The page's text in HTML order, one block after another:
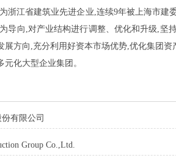
浙江省建筑业先进企业,连续9年被上海市
导向,对产业结构进行调整、优化和升级,
展方向,充分利用好资本市场优势,优化集团
化大型企业集团。
有限公司
Group Co.,Ltd.